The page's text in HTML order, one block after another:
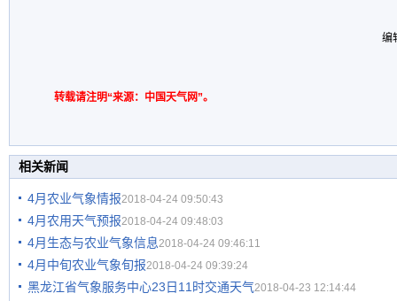
编
转载请注明“来源：中国天气网”。
相关新闻
4月农业气象情报2018-04-24 09:50:43
4月农用天气预报2018-04-24 09:48:03
4月生态与农业气象信息2018-04-24 09:46:11
4月中旬农业气象旬报2018-04-24 09:39:24
黑龙江省气象服务中心23日11时交通天气2018-04-23 12:14:44